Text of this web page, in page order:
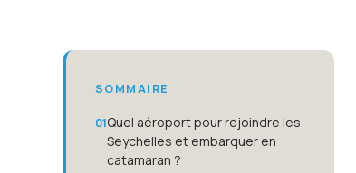
SOMMAIRE
Quel aéroport pour rejoindre les
Seychelles et embarquer en
catamaran ?